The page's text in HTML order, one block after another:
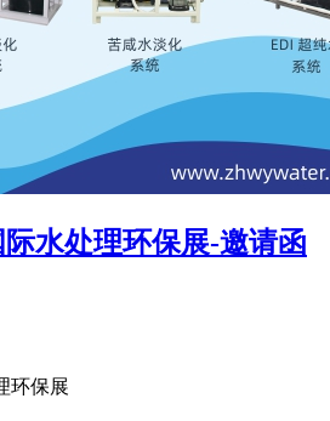
水处理环保展-邀请函
环保展